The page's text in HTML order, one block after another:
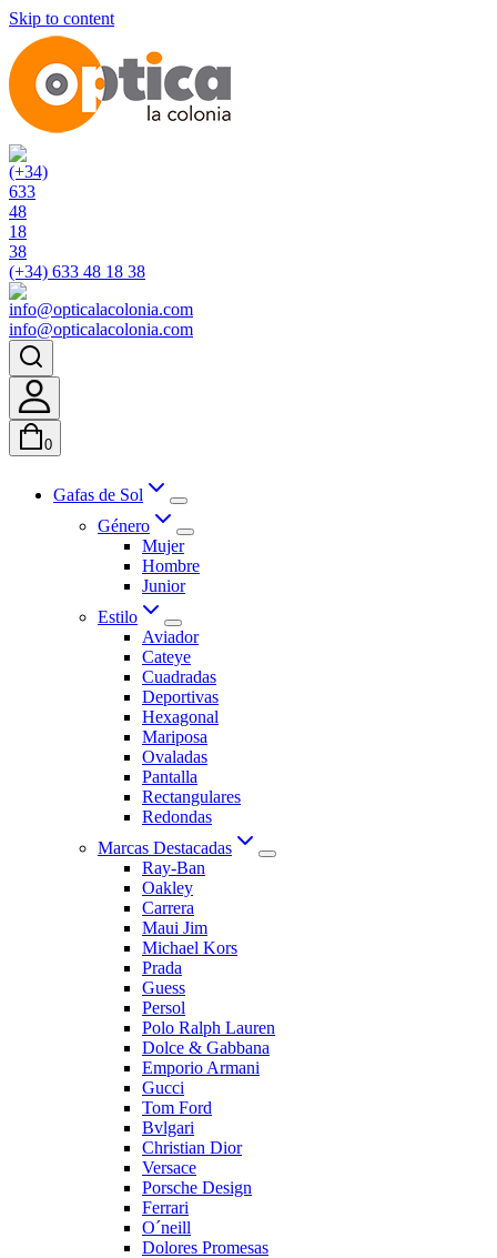
Skip to content
(+34) 633 48 18 38
info@opticalacolonia.com
0
Gafas de Sol
Género
Mujer
Hombre
Junior
Estilo
Aviador
Cateye
Cuadradas
Deportivas
Hexagonal
Mariposa
Ovaladas
Pantalla
Rectangulares
Redondas
Marcas Destacadas
Ray-Ban
Oakley
Carrera
Maui Jim
Michael Kors
Prada
Guess
Persol
Polo Ralph Lauren
Dolce & Gabbana
Emporio Armani
Gucci
Tom Ford
Bvlgari
Christian Dior
Versace
Porsche Design
Ferrari
O´neill
Dolores Promesas